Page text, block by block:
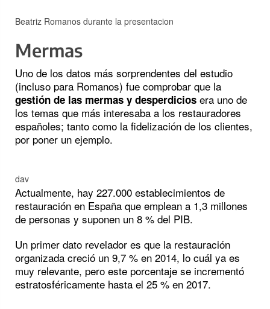
Beatriz Romanos durante la presentacion
Mermas
Uno de los datos más sorprendentes del estudio
(incluso para Romanos) fue comprobar que la
gestión de las mermas y desperdicios era uno de
los temas que más interesaba a los restauradores
españoles; tanto como la fidelización de los clientes,
por poner un ejemplo.
dav
Actualmente, hay 227.000 establecimientos de
restauración en España que emplean a 1,3 millones
de personas y suponen un 8 % del PIB.
Un primer dato revelador es que la restauración
organizada creció un 9,7 % en 2014, lo cuál ya es
muy relevante, pero este porcentaje se incrementó
estratosféricamente hasta el 25 % en 2017.